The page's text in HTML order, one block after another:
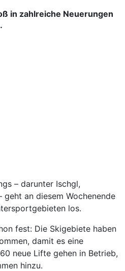
in zahlreiche Neuerungen
– darunter Ischgl,
geht an diesem Wochenende
los.
fest: Die Skigebiete haben
damit es eine
neue Lifte gehen in Betrieb,
hinzu.